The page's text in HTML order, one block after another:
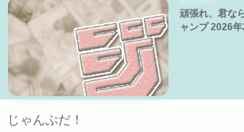
頑張れ、君な
ャンプ 2026
じゃんぷだ！